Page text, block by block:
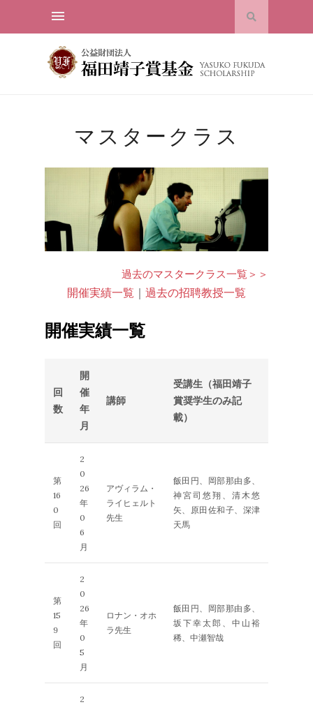
マスタークラス
過去のマスタークラス一覧＞＞
開催実績一覧 ｜ 過去の招聘教授一覧
開催実績一覧
回
数
開
催
年
月
講師
受講生（福田靖子
賞奨学生のみ記
載）
第
16
0
回
2
0
26
年
0
6
月
アヴィラム・
ライヒェルト
先生
飯田円、岡部那由多、
神宮司悠翔、清木悠
矢、原田佐和子、深津
天馬
第
15
9
回
2
0
26
年
0
5
月
ロナン・オホ
ラ先生
飯田円、岡部那由多、
坂下幸太郎、中山裕
稀、中瀬智哉
2